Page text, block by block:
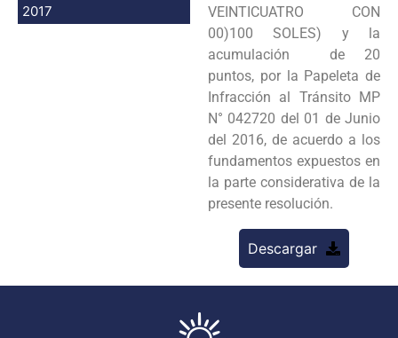
2017
VEINTICUATRO CON
00)100 SOLES) y la
acumulación de 20
puntos, por la Papeleta de
Infracción al Tránsito MP
N° 042720 del 01 de Junio
del 2016, de acuerdo a los
fundamentos expuestos en
la parte considerativa de la
presente resolución.
Descargar